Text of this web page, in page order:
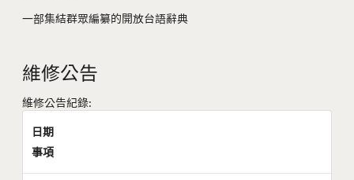
一部集結群眾編纂的開放台語辭典
維修公告
維修公告紀錄:
日期
事項